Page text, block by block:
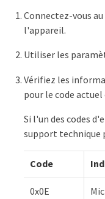
Connectez-vous
l'appareil.
Utiliser les
Vérifiez les
pour le code
Si l'un des codes
support technique
Code
0x0E